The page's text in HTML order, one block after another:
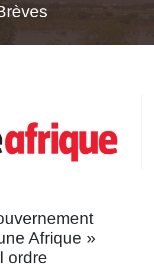
Afrique »
ordre